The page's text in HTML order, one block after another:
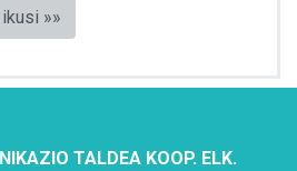
»»
TALDEA KOOP. ELK.